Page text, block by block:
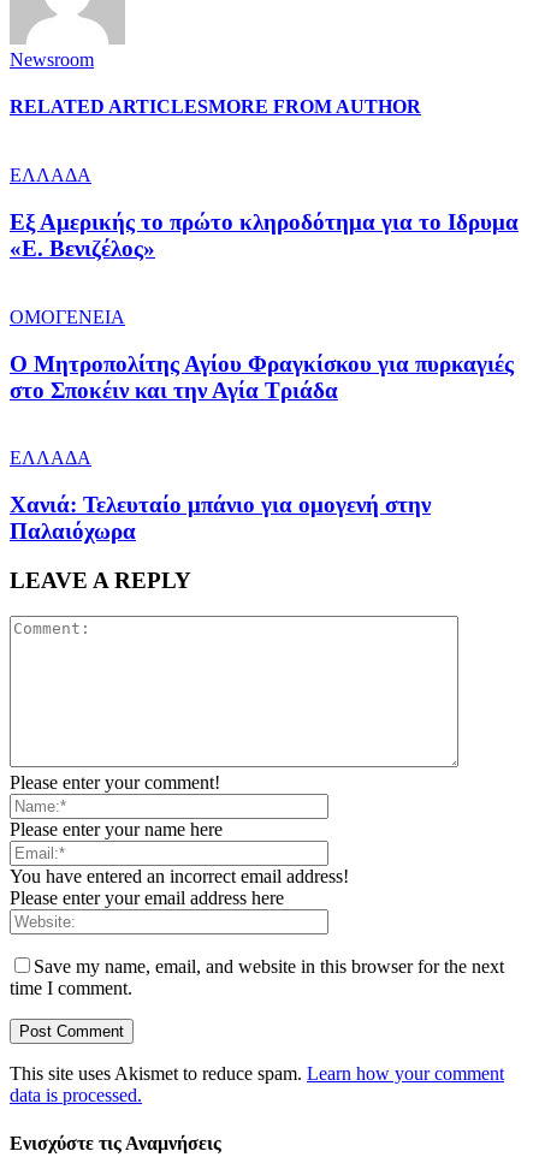
Newsroom
RELATED ARTICLESMORE FROM AUTHOR
ΕΛΛΑΔΑ
Εξ Αμερικής το πρώτο κληροδότημα για το Ιδρυμα
«Ε. Βενιζέλος»
ΟΜΟΓΕΝΕΙΑ
Ο Μητροπολίτης Αγίου Φραγκίσκου για πυρκαγιές
στο Σποκέιν και την Αγία Τριάδα
ΕΛΛΑΔΑ
Χανιά: Τελευταίο μπάνιο για ομογενή στην
Παλαιόχωρα
LEAVE A REPLY
Please enter your comment!
Please enter your name here
You have entered an incorrect email address!
Please enter your email address here
Save my name, email, and website in this browser for the next
time I comment.
This site uses Akismet to reduce spam. Learn how your comment
data is processed.
Ενισχύστε τις Αναμνήσεις